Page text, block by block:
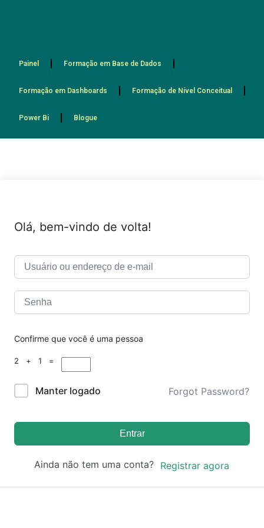
Painel Formação em Base de Dados
Formação em Dashboards Formação de Nível Conceitual
Power Bi Blogue
Olá, bem-vindo de volta!
Confirme que você é uma pessoa
2 + 1 =
Manter logado Forgot Password?
Entrar
Ainda não tem uma conta? Registrar agora